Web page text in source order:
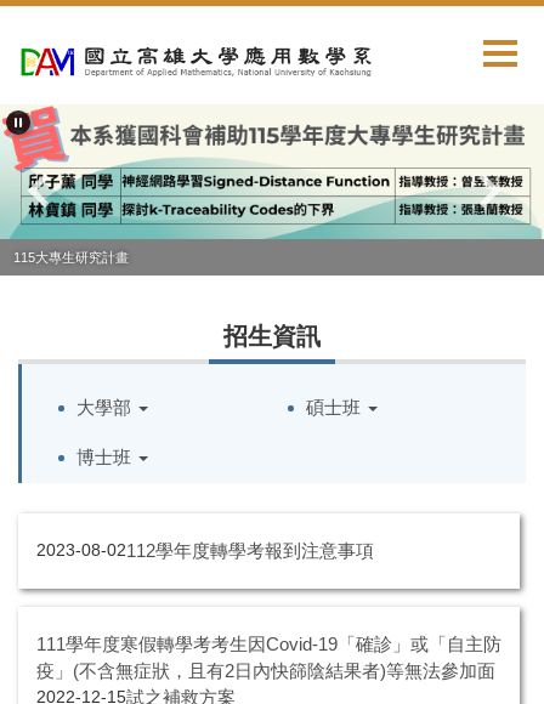
到
主
要
內
容
區
115大專生研究計畫
招生資訊
大學部 碩士班
博士班
112學年度轉學考報到注意事項
2023-08-02
111學年度寒假轉學考考生因Covid-19「確診」或「自主防
疫」(不含無症狀，且有2日內快篩陰結果者)等無法參加面
試之補救方案
2022-12-15